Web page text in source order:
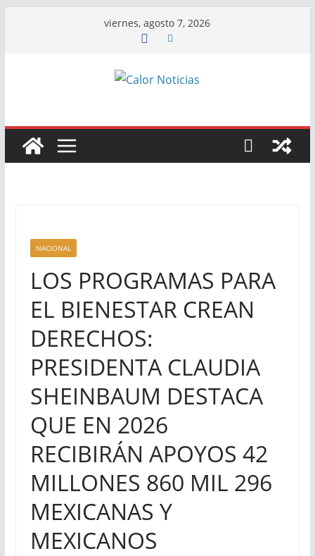
viernes, agosto 7, 2026
NACIONAL
LOS PROGRAMAS PARA
EL BIENESTAR CREAN
DERECHOS:
PRESIDENTA CLAUDIA
SHEINBAUM DESTACA
QUE EN 2026
RECIBIRÁN APOYOS 42
MILLONES 860 MIL 296
MEXICANAS Y
MEXICANOS